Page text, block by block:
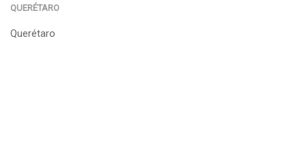
QUERÉTARO
Querétaro